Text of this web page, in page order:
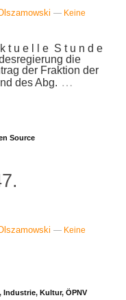
— Keine
t u e l l e S t u n d e
die
der Fraktion der
des Abg. …
Source
— Keine
, Industrie, Kultur, ÖPNV